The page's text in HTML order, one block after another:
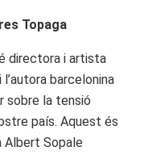
Topaga
directora i artista
barcelonina
sobre la tensió
país. Aquest és
Albert Sopale